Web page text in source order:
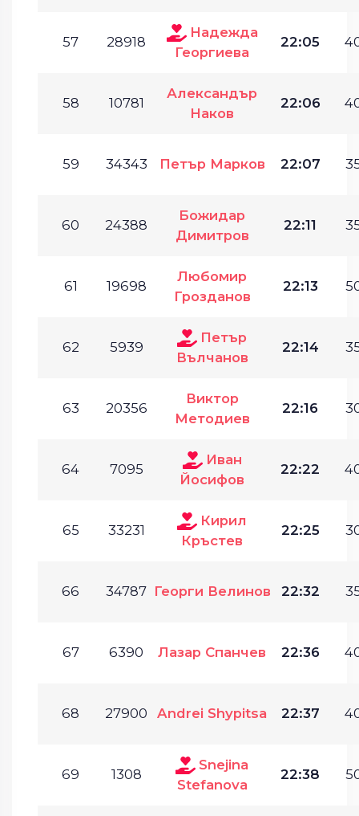
57 28918
Надежда
Георгиева
22:05
58 10781
Александър
Наков
22:06
59 34343 Петър Марков 22:07
60 24388
Божидар
Димитров
22:11
61 19698
Любомир
Грозданов
22:13
62 5939
Петър
Вълчанов
22:14
63 20356
Виктор
Методиев
22:16
64 7095
Иван
Йосифов
22:22
65 33231
Кирил
Кръстев
22:25
66 34787 Георги Велинов 22:32
67 6390 Лазар Спанчев 22:36
68 27900 Andrei Shypitsa 22:37
69 1308
Snejina
Stefanova
22:38